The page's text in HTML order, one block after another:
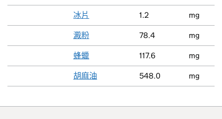
冰片 1.2 mg
澱粉 78.4 mg
蜂蠟 117.6 mg
胡麻油 548.0 mg